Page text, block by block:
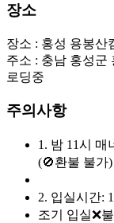
장소
장소 : 홍성 용봉산
주소 : 충남 홍성군
로딩중
주의사항
1. 밤 11시
(🚫환불 불가)
2. 입실시간:
조기 입실❌